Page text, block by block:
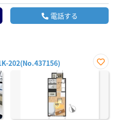
電話する
202(No.437156)
お気